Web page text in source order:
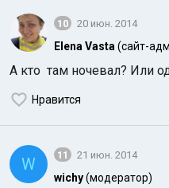
10 20 июн. 2014
Elena Vasta (сайт-
А кто там ночевал? Или
Нравится
W 11 21 июн. 2014
wichy(модератор)